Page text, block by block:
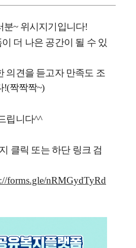
분~ 위시지기입니다!
더 나은 공간이 될 수 있
의견을 듣고자 만족도 조
!(짝짝짝~)
립니다^^
클릭 또는 하단 링크 검
forms.gle/nRMGydTyRd